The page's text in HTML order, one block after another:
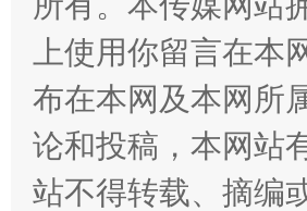
上使用你留言在
布在本网及本网所
论和投稿，本网站
站不得转载、摘编